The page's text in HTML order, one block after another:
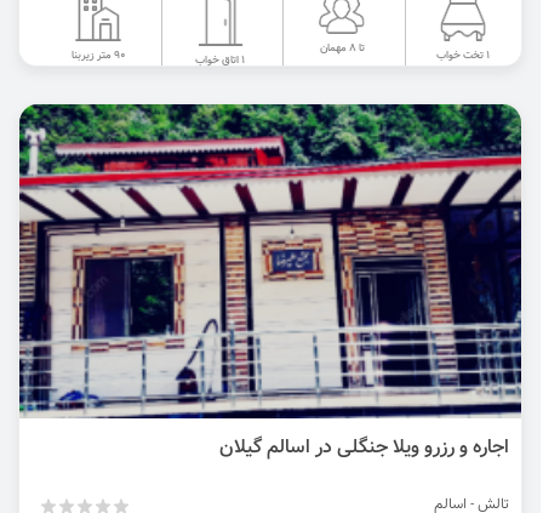
1 تخت خواب تا 8 مهمان
1 اتاق خواب 90 متر زیربنا
اجاره و رزرو ویلا جنگلی در اسالم گیلان
تالش - اسالم